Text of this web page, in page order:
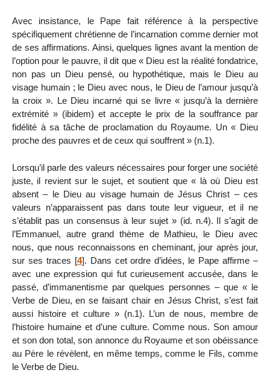
Avec insistance, le Pape fait référence à la perspective
spécifiquement chrétienne de l’incarnation comme dernier mot
de ses affirmations. Ainsi, quelques lignes avant la mention de
l’option pour le pauvre, il dit que « Dieu est la réalité fondatrice,
non pas un Dieu pensé‚ ou hypothétique, mais le Dieu au
visage humain ; le Dieu avec nous, le Dieu de l’amour jusqu’à
la croix ». Le Dieu incarné qui se livre « jusqu’à la dernière
extrémité » (ibidem) et accepte le prix de la souffrance par
fidélité à sa tâche de proclamation du Royaume. Un « Dieu
proche des pauvres et de ceux qui souffrent » (n.1).
Lorsqu’il parle des valeurs nécessaires pour forger une société
juste, il revient sur le sujet, et soutient que « là où Dieu est
absent – le Dieu au visage humain de Jésus Christ – ces
valeurs n’apparaissent pas dans toute leur vigueur, et il ne
s’établit pas un consensus à leur sujet » (id. n.4). Il s’agit de
l’Emmanuel, autre grand thème de Mathieu, le Dieu avec
nous, que nous reconnaissons en cheminant, jour après jour,
sur ses traces [4]. Dans cet ordre d’idées, le Pape affirme –
avec une expression qui fut curieusement accusée, dans le
passé, d’immanentisme par quelques personnes – que « le
Verbe de Dieu, en se faisant chair en Jésus Christ, s’est fait
aussi histoire et culture » (n.1). L’un de nous, membre de
l’histoire humaine et d’une culture. Comme nous. Son amour
et son don total, son annonce du Royaume et son obéissance
au Père le révèlent, en même temps, comme le Fils, comme
le Verbe de Dieu.